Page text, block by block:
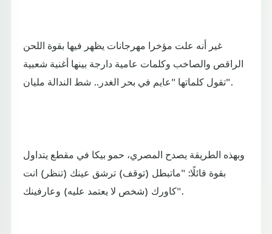
غير أنه علت مؤخرا مهرجانات يظهر فيها بقوة اللحن
الراقص والصاخب وكلمات عامية دارجة بينها أغنية شعبية
تقول كلماتها "عايم في بحر الغدر.. شط الندالة مليان".
وبهذه الطريقة يصدح المصري، حمو بيكا في مقطع يتداول
بقوة قائلًا: "ماتبطل (توقف) ترشق عينك (تنظر) انت
كاورك (شخص لا يعتمد عليه) وعارفينك".